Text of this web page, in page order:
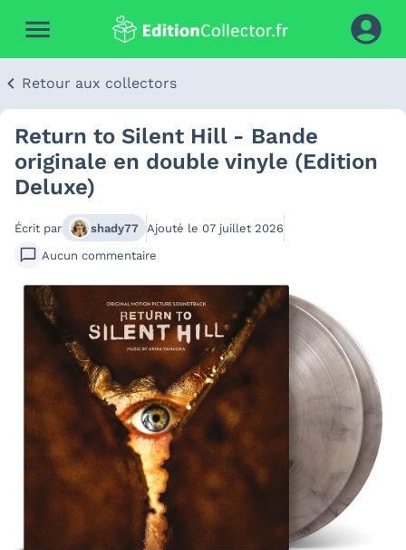
Retour aux collectors
Return to Silent Hill - Bande
originale en double vinyle (Edition
Deluxe)
Écrit par shady77 Ajouté le 07 juillet 2026
Aucun commentaire